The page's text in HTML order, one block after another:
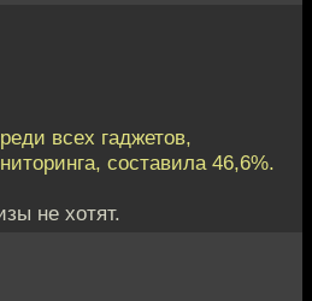
всех гаджетов,
составила 46,6%.
не хотят.